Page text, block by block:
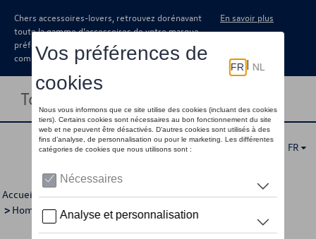
Chers accessoires-lovers, retrouvez dorénavant
toute la gamme d’accessoires de votre marque
préférée sous forme de catalogue à
commander auprès de votre concessionaire.
En savoir plus
Toggle navigation
FR
Accueil >Pour vous >GTI Collection >Vêtements >Pulls
> Hommes > Détail